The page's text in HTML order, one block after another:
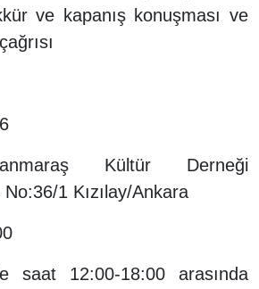
ve kapanış konuşması ve
Kültür Derneği
1 Kızılay/Ankara
saat 12:00-18:00 arasında